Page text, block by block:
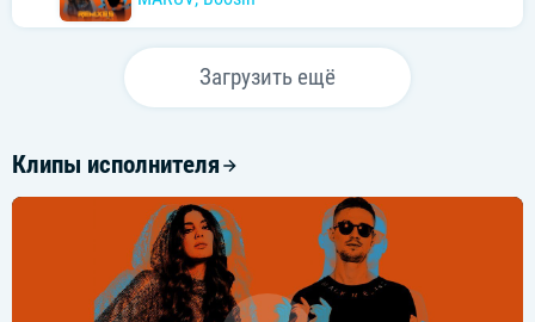
Загрузить ещё
Клипы исполнителя